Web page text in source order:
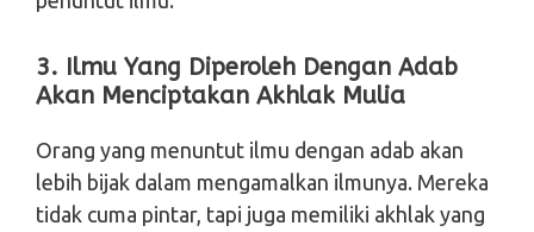
3. Ilmu Yang Diperoleh Dengan Adab
Akan Menciptakan Akhlak Mulia
Orang yang menuntut ilmu dengan adab akan
lebih bijak dalam mengamalkan ilmunya. Mereka
tidak cuma pintar, tapi juga memiliki akhlak yang